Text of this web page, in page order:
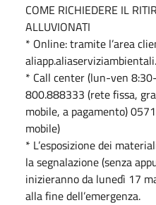
COME RICHIEDERE IL
ALLUVIONATI
* Online: tramite l’area
* Call center (lun-ven
800.888333 (rete fissa,
mobile, a pagamento)
mobile)
* L’esposizione dei
la segnalazione (senza
inizieranno da lunedì 17
alla fine dell’emergenza.